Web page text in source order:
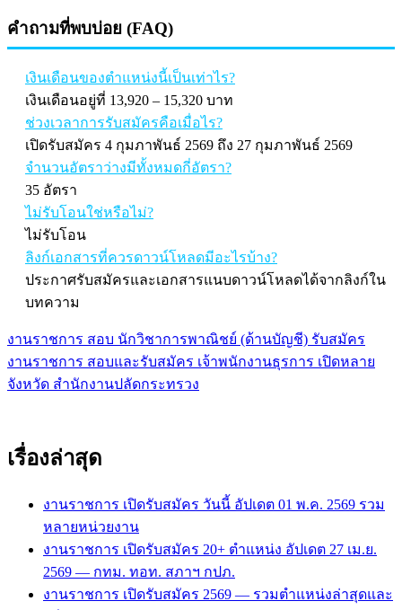
คำถามที่พบบ่อย (FAQ)
เงินเดือนของตำแหน่งนี้เป็นเท่าไร?
เงินเดือนอยู่ที่ 13,920 – 15,320 บาท
ช่วงเวลาการรับสมัครคือเมื่อไร?
เปิดรับสมัคร 4 กุมภาพันธ์ 2569 ถึง 27 กุมภาพันธ์ 2569
จำนวนอัตราว่างมีทั้งหมดกี่อัตรา?
35 อัตรา
ไม่รับโอนใช่หรือไม่?
ไม่รับโอน
ลิงก์เอกสารที่ควรดาวน์โหลดมีอะไรบ้าง?
ประกาศรับสมัครและเอกสารแนบดาวน์โหลดได้จากลิงก์ใน
บทความ
แนะแนว
เรื่อง
งานราชการ สอบ นักวิชาการพาณิชย์ (ด้านบัญชี) รับสมัคร
งานราชการ สอบและรับสมัคร เจ้าพนักงานธุรการ เปิดหลาย
จังหวัด สำนักงานปลัดกระทรวง
เรื่องล่าสุด
งานราชการ เปิดรับสมัคร วันนี้ อัปเดต 01 พ.ค. 2569 รวม
หลายหน่วยงาน
งานราชการ เปิดรับสมัคร 20+ ตำแหน่ง อัปเดต 27 เม.ย.
2569 — กทม. ทอท. สภาฯ กปภ.
งานราชการ เปิดรับสมัคร 2569 — รวมตำแหน่งล่าสุดและ